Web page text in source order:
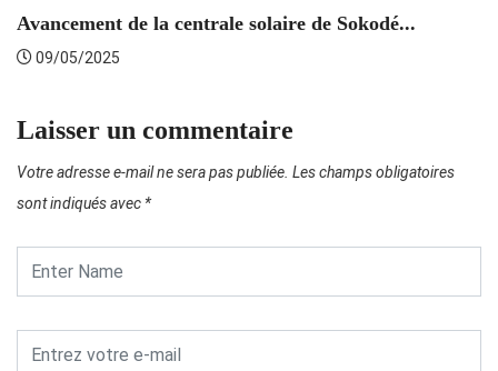
Avancement de la centrale solaire de Sokodé...
09/05/2025
Laisser un commentaire
Votre adresse e-mail ne sera pas publiée. Les champs obligatoires
sont indiqués avec *